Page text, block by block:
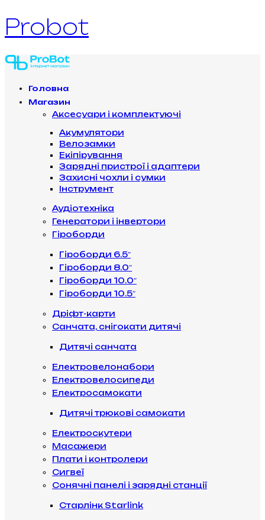
Probot
Головна
Магазин
Аксесуари і комплектуючі
Акумулятори
Велозамки
Екіпірування
Зарядні пристрої і адаптери
Захисні чохли і сумки
Інструмент
Аудіотехніка
Генератори і інвертори
Гіроборди
Гіроборди 6.5″
Гіроборди 8.0″
Гіроборди 10.0″
Гіроборди 10.5″
Дріфт-карти
Санчата, снігокати дитячі
Дитячі санчата
Електровелонабори
Електровелосипеди
Електросамокати
Дитячі трюкові самокати
Електроскутери
Масажери
Плати і контролери
Сигвеї
Сонячні панелі і зарядні станції
Старлінк Starlink